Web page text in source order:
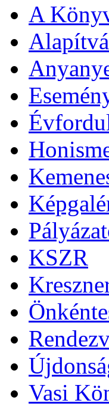
A
KSZR
Vasi